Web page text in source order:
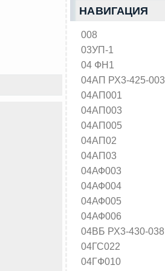
НАВИГАЦИЯ
008
03УП-1
04 ФН1
04АП РХ3-425-003
04АП001
04АП003
04АП005
04АП02
04АП03
04АФ003
04АФ004
04АФ005
04АФ006
04ВБ РХ3-430-038
04ГС022
04ГФ010